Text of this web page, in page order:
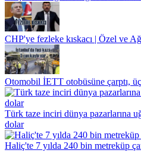
CHP'ye fezleke kıskacı | Özel ve
Otomobil İETT otobüsüne çarptı,
Türk taze inciri dünya pazarlarına
dolar
Haliç'te 7 yılda 240 bin metreküp